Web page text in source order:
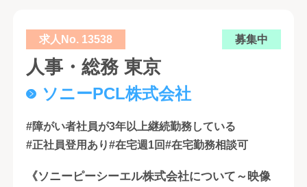
求人No. 13538 募集中
人事・総務 東京
ソニーPCL株式会社
#障がい者社員が3年以上継続勤務している
#正社員登用あり#在宅週1回#在宅勤務相談可
《ソニーピーシーエル株式会社について～映像